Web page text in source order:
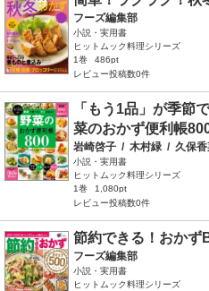
フーズ編集部
小説・実用書
ヒットムック料理シリーズ
1巻
486pt
レビュー投稿数0件
「もう1品」が季節
菜のおかず便利帳
岩崎啓子 / 木村緑 / 久保
小説・実用書
ヒットムック料理シリーズ
1巻
1,080pt
レビュー投稿数0件
節約できる！おかず
フーズ編集部
小説・実用書
ヒットムック料理シリーズ